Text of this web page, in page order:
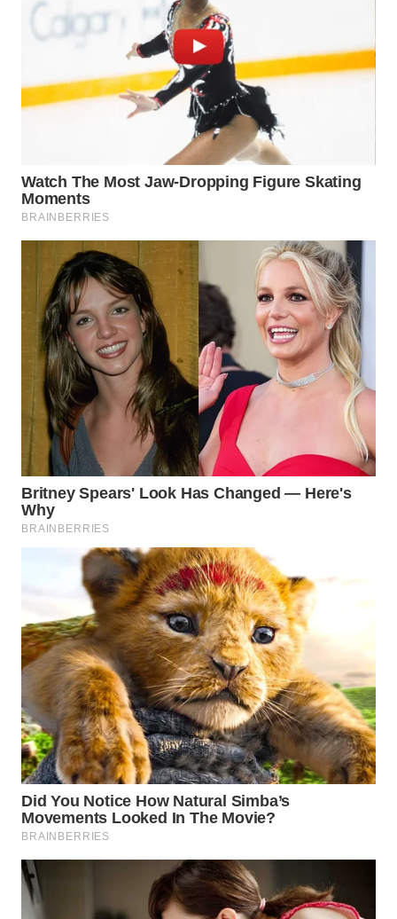
SAMOSIR
LAWAS
WN
CIANJUR
WN
KEPULAUAN
SERIBU
WN
TANGERANG
WN
BINJAI
WN
CIREBON
INDRAMAYU
WN
KUNINGAN
WN
MAJALENGKA
WN
SUBANG
WN
SUKABUMI
PURWAKARTA